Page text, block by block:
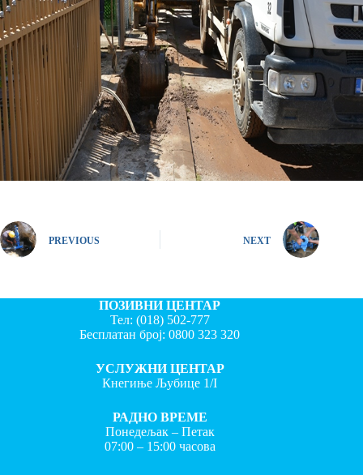
PREVIOUS NEXT
ПОЗИВНИ ЦЕНТАР
Тел: (018) 502-777
Бесплатан број:0800 323 320
УСЛУЖНИ ЦЕНТАР
Кнегиње Љубице 1/I
РАДНО ВРЕМЕ
Понедељак – Петак
07:00 – 15:00 часова